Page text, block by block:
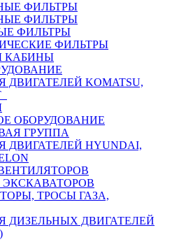
ФИЛЬТРЫ
ФИЛЬТРЫ
ФИЛЬТРЫ
ФИЛЬТРЫ
КАБИНЫ
ДВИГАТЕЛЕЙ KOMATSU,
ОБОРУДОВАНИЕ
ГРУППА
ДВИГАТЕЛЕЙ HYUNDAI,
ТРОСЫ ГАЗА,
ДИЗЕЛЬНЫХ ДВИГАТЕЛЕЙ